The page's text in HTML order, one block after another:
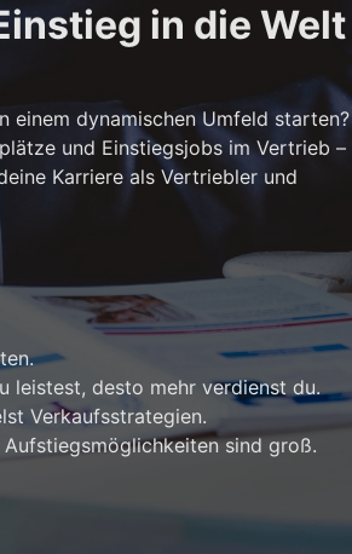
in die Welt
einem dynamischen Umfeld starten?
und Einstiegsjobs im Vertrieb –
Karriere als Vertriebler und
leistest, desto mehr verdienst du.
Verkaufsstrategien.
sind groß.